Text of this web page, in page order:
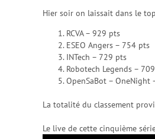
Hier soir on laissait dans le
RCVA – 929 pts
ESEO Angers – 754 pts
INTech – 729 pts
Robotech Legends –
OpenSaBot – OneNight
La totalité du classement
Le live de cette cinquième